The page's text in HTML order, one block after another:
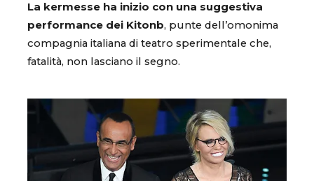
La kermesse ha inizio con una suggestiva
performance dei Kitonb, punte dell’omonima
compagnia italiana di teatro sperimentale che,
fatalità, non lasciano il segno.